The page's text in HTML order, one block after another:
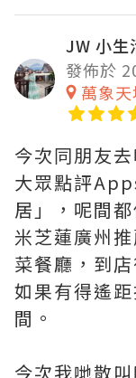
JW 小
發佈於
萬象天
今次同朋友
大眾點評
居」，呢間
米芝蓮廣州
菜餐廳，到
如果有得遙
間。
今次我哋散